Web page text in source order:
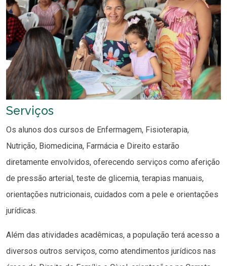
Serviços
Os alunos dos cursos de Enfermagem, Fisioterapia,
Nutrição, Biomedicina, Farmácia e Direito estarão
diretamente envolvidos, oferecendo serviços como aferição
de pressão arterial, teste de glicemia, terapias manuais,
orientações nutricionais, cuidados com a pele e orientações
jurídicas.
Além das atividades acadêmicas, a população terá acesso a
diversos outros serviços, como atendimentos jurídicos nas